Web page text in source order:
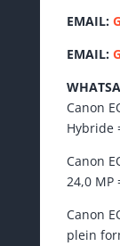
EMAIL:
EMAIL:
Canon
Hybride
Canon
24,0 MP
Canon
plein